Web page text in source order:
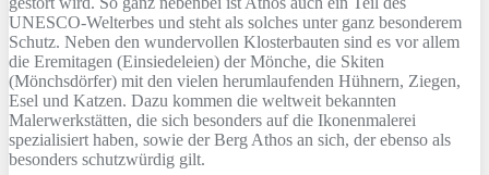
UNESCO-Welterbes und steht als solches unter ganz besonderem
Schutz. Neben den wundervollen Klosterbauten sind es vor allem
die Eremitagen (Einsiedeleien) der Mönche, die Skiten
(Mönchsdörfer) mit den vielen herumlaufenden Hühnern, Ziegen,
Esel und Katzen. Dazu kommen die weltweit bekannten
Malerwerkstätten, die sich besonders auf die Ikonenmalerei
spezialisiert haben, sowie der Berg Athos an sich, der ebenso als
besonders schutzwürdig gilt.